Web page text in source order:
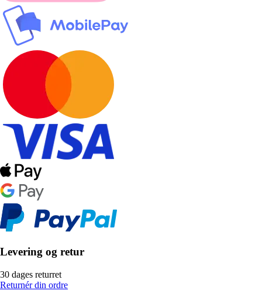
Levering og retur
30 dages returret
Returnér din ordre